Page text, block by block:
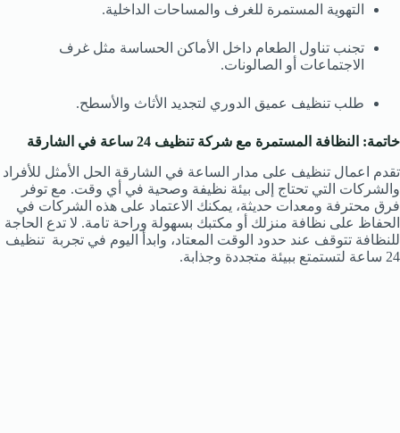
التهوية المستمرة للغرف والمساحات الداخلية.
تجنب تناول الطعام داخل الأماكن الحساسة مثل غرف
الاجتماعات أو الصالونات.
طلب تنظيف عميق الدوري لتجديد الأثاث والأسطح.
خاتمة: النظافة المستمرة مع شركة تنظيف 24 ساعة في الشارقة
تقدم اعمال تنظيف على مدار الساعة في الشارقة الحل الأمثل للأفراد
والشركات التي تحتاج إلى بيئة نظيفة وصحية في أي وقت. مع توفر
فرق محترفة ومعدات حديثة، يمكنك الاعتماد على هذه الشركات في
الحفاظ على نظافة منزلك أو مكتبك بسهولة وراحة تامة. لا تدع الحاجة
للنظافة تتوقف عند حدود الوقت المعتاد، وابدأ اليوم في تجربة تنظيف
24 ساعة لتستمتع ببيئة متجددة وجذابة.